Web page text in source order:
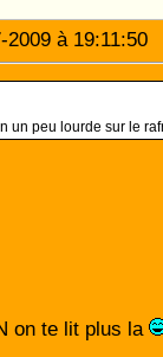
2009 à
un peu lourde sur le
on te lit plus la